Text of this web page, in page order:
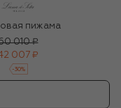
пижама
010 ₽
007 ₽
-30%